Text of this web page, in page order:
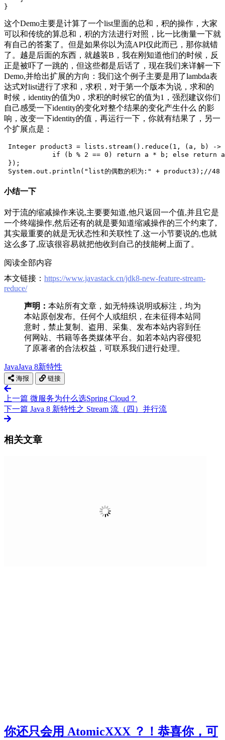
}
这个Demo主要是计算了一个list里面的总和，积的操作，大家
可以和传统的算总和，积的方法进行对照，比一比衡量一下就
有自己的答案了。但是如果你以为流API仅此而已，那你就错
了。越是后面的东西，就越装B，我在刚知道他们的时候，反
正是被吓了一跳的，但这些都是后话了，现在我们来详解一下
Demo,并给出扩展的方向：我们这个例子主要是用了lambda表
达式对list进行了求和，求积，对于第一个版本为说，求和的
时候，identity的值为0，求积的时候它的值为1，强烈建议你们
自己感受一下identity的变化对整个结果的变化产生什么 的影
响，改变一下identity的值，再运行一下，你就有结果了，另一
个扩展点是：
Integer product3 = lists . stream() . reduce ( 1 , ( a , b ) ->
if
(b % 2 == 0) return a * b ; else return
a
} );
System . out . println ( "list的偶数的积为:" + product3 );//48
小结一下
对于流的缩减操作来说,主要要知道,他只返回一个值,并且它是
一个终端操作,然后还有的就是要知道缩减操作的三个约束了,
其实最重要的就是无状态性和关联性了.这一小节要说的,也就
这么多了,应该很容易就把他收到自己的技能树上面了。
阅读全部内容
本文链接： https://www.javastack.cn/jdk8-new-feature-stream-
reduce/
声明： 本站所有文章，如无特殊说明或标注，均为
本站原创发布。任何个人或组织，在未征得本站同
意时，禁止复制、盗用、采集、发布本站内容到任
何网站、书籍等各类媒体平台。如若本站内容侵犯
了原著者的合法权益，可联系我们进行处理。
JavaJava 8新特性
海报 链接
上一篇 微服务为什么选Spring Cloud？
下一篇 Java 8 新特性之 Stream 流（四）并行流
相关文章
你还只会用 AtomicXXX ？！恭喜你，可